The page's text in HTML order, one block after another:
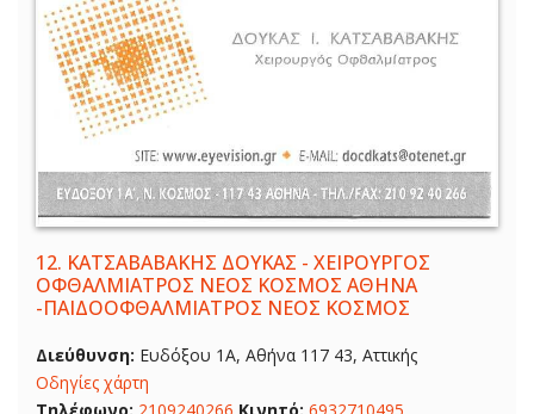
12. ΚΑΤΣΑΒΑΒΑΚΗΣ ΔΟΥΚΑΣ - ΧΕΙΡΟΥΡΓΟΣ
ΟΦΘΑΛΜΙΑΤΡΟΣ ΝΕΟΣ ΚΟΣΜΟΣ ΑΘΗΝΑ
-ΠΑΙΔΟΟΦΘΑΛΜΙΑΤΡΟΣ ΝΕΟΣ ΚΟΣΜΟΣ
Διεύθυνση: Ευδόξου 1Α, Αθήνα 117 43, Αττικής
Οδηγίες χάρτη